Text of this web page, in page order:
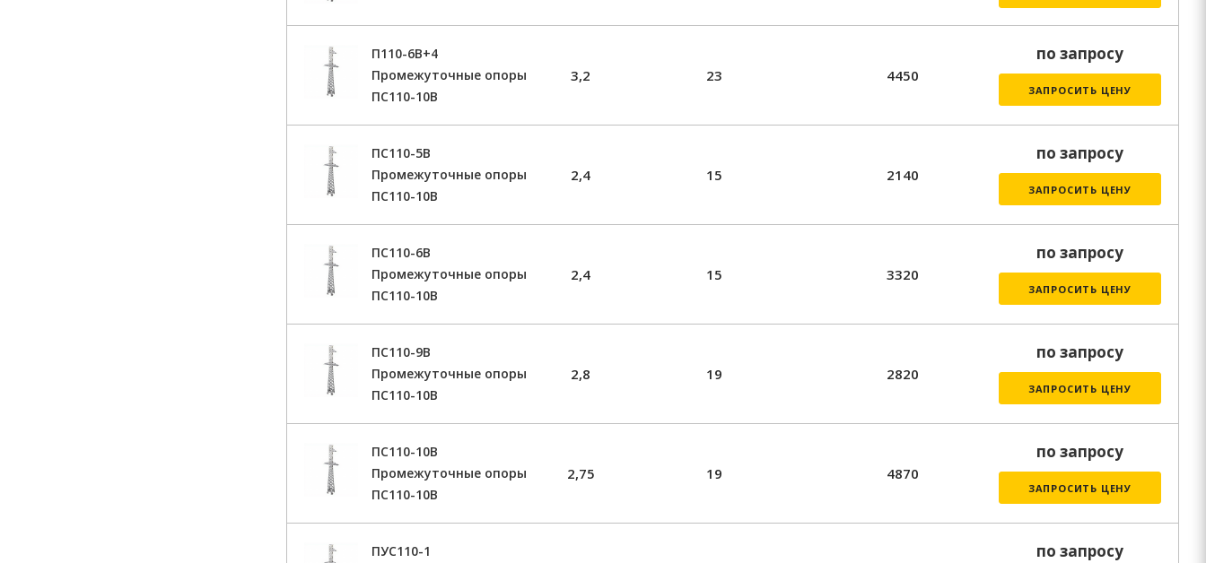
П110-6В+4
Промежуточные опоры
ПС110-10В
3,2 23 4450
по запросу
ЗАПРОСИТЬ ЦЕНУ
ПС110-5В
Промежуточные опоры
ПС110-10В
2,4 15 2140
по запросу
ЗАПРОСИТЬ ЦЕНУ
ПС110-6В
Промежуточные опоры
ПС110-10В
2,4 15 3320
по запросу
ЗАПРОСИТЬ ЦЕНУ
ПС110-9В
Промежуточные опоры
ПС110-10В
2,8 19 2820
по запросу
ЗАПРОСИТЬ ЦЕНУ
ПС110-10В
Промежуточные опоры
ПС110-10В
2,75 19 4870
по запросу
ЗАПРОСИТЬ ЦЕНУ
ПУС110-1
по запросу